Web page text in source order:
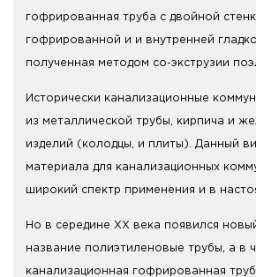
гофрированная труба с двойной
гофрированной и и внутренней
полученная методом со-экструзии
Исторически канализационные
из металлической трубы, кирпича и
изделий (колодцы, и плиты). Данный
материала для канализационных
широкий спектр применения и в
Но в середине ХХ века появился
название полиэтиленовые трубы, а в
канализационная гофрированная